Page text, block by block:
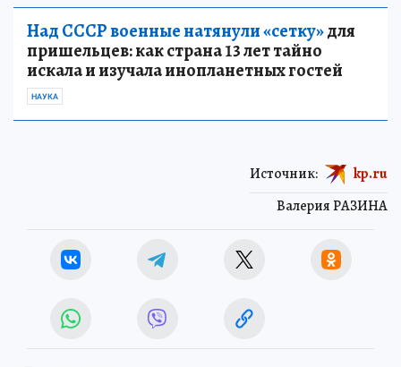
Над СССР военные натянули «сетку»для
пришельцев: как страна 13 лет тайно
искала и изучала инопланетных гостей
НАУКА
Валерия РАЗИНА
Источник: kp.ru